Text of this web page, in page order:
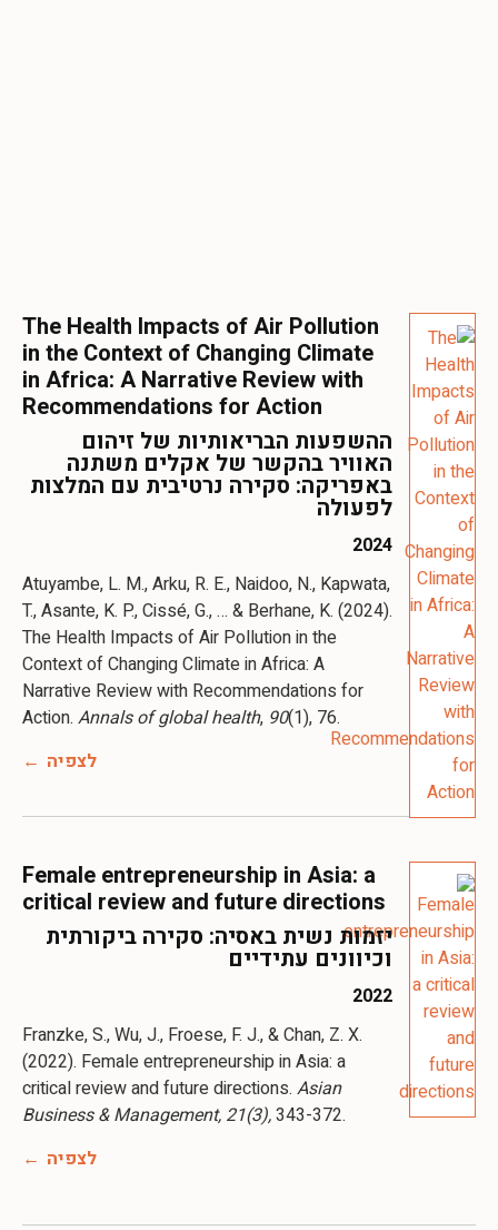
The Health Impacts of Air Pollution
in the Context of Changing Climate
in Africa: A Narrative Review with
Recommendations for Action
ההשפעות הבריאותיות של זיהום
האוויר בהקשר של אקלים משתנה
באפריקה: סקירה נרטיבית עם המלצות
לפעולה
2024
Atuyambe, L. M., Arku, R. E., Naidoo, N., Kapwata,
T., Asante, K. P., Cissé, G., … & Berhane, K. (2024).
The Health Impacts of Air Pollution in the
Context of Changing Climate in Africa: A
Narrative Review with Recommendations for
Action. Annals of global health, 90(1), 76.
לצפיה
Female entrepreneurship in Asia: a
critical review and future directions
יזמות נשית באסיה: סקירה ביקורתית
וכיוונים עתידיים
2022
Franzke, S., Wu, J., Froese, F. J., & Chan, Z. X.
(2022). Female entrepreneurship in Asia: a
critical review and future directions. Asian
Business & Management, 21(3),343-372.
לצפיה